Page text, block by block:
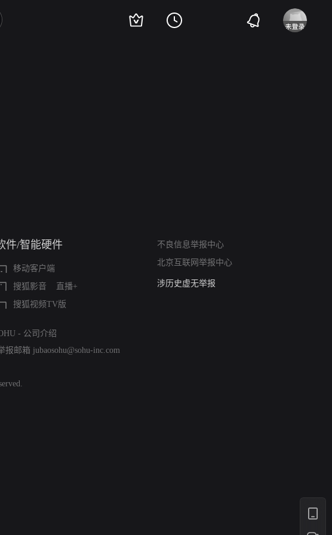
件/智能硬件
移动客户端
搜狐影音
直播+
搜狐视频TV版
不良信息举报中心
北京互联网举报中心
亚运会举报专区
涉历史虚无举报
- 公司介绍
报邮箱 jubaosohu@sohu-inc.com